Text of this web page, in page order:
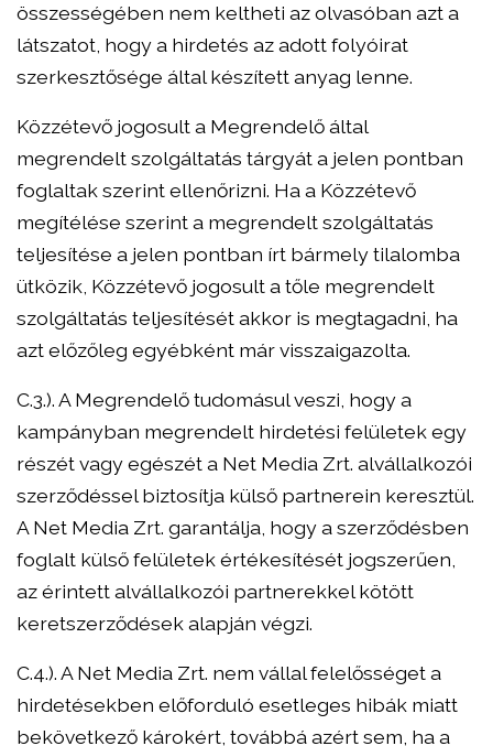
összességében nem keltheti az olvasóban azt a
látszatot, hogy a hirdetés az adott folyóirat
szerkesztősége által készített anyag lenne.
Közzétevő jogosult a Megrendelő által
megrendelt szolgáltatás tárgyát a jelen pontban
foglaltak szerint ellenőrizni. Ha a Közzétevő
megítélése szerint a megrendelt szolgáltatás
teljesítése a jelen pontban írt bármely tilalomba
ütközik, Közzétevő jogosult a tőle megrendelt
szolgáltatás teljesítését akkor is megtagadni, ha
azt előzőleg egyébként már visszaigazolta.
C.3.). A Megrendelő tudomásul veszi, hogy a
kampányban megrendelt hirdetési felületek egy
részét vagy egészét a Net Media Zrt. alvállalkozói
szerződéssel biztosítja külső partnerein keresztül.
A Net Media Zrt. garantálja, hogy a szerződésben
foglalt külső felületek értékesítését jogszerűen,
az érintett alvállalkozói partnerekkel kötött
keretszerződések alapján végzi.
C.4.). A Net Media Zrt. nem vállal felelősséget a
hirdetésekben előforduló esetleges hibák miatt
bekövetkező károkért, továbbá azért sem, ha a